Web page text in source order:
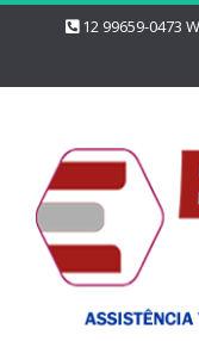
12 99659-0473